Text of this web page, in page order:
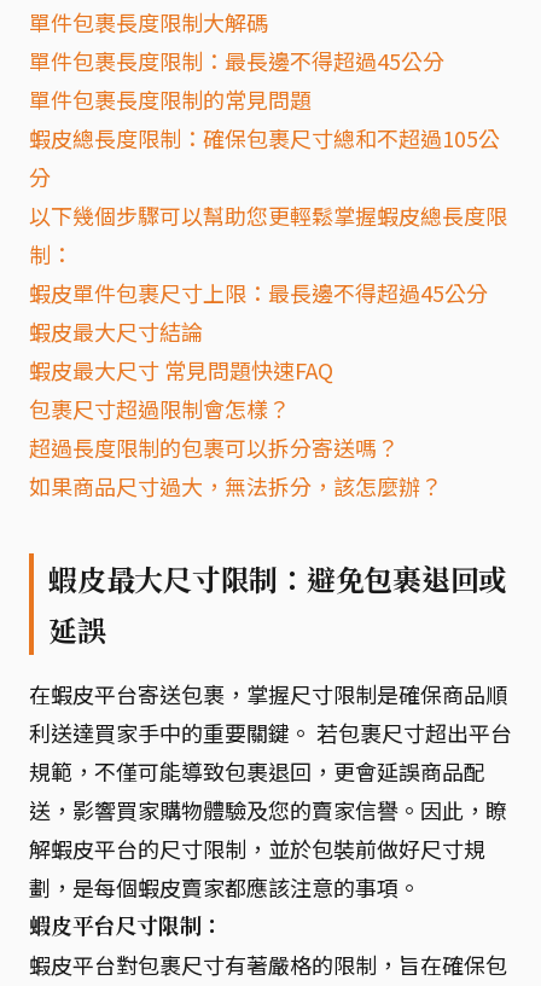
單件包裹長度限制大解碼
單件包裹長度限制：最長邊不得超過45公分
單件包裹長度限制的常見問題
蝦皮總長度限制：確保包裹尺寸總和不超過105公
分
以下幾個步驟可以幫助您更輕鬆掌握蝦皮總長度限
制：
蝦皮單件包裹尺寸上限：最長邊不得超過45公分
蝦皮最大尺寸結論
蝦皮最大尺寸 常見問題快速FAQ
包裹尺寸超過限制會怎樣？
超過長度限制的包裹可以拆分寄送嗎？
如果商品尺寸過大，無法拆分，該怎麼辦？
蝦皮最大尺寸限制：避免包裹退回或
延誤
在蝦皮平台寄送包裹，掌握尺寸限制是確保商品順
利送達買家手中的重要關鍵。 若包裹尺寸超出平台
規範，不僅可能導致包裹退回，更會延誤商品配
送，影響買家購物體驗及您的賣家信譽。因此，瞭
解蝦皮平台的尺寸限制，並於包裝前做好尺寸規
劃，是每個蝦皮賣家都應該注意的事項。
蝦皮平台尺寸限制：
蝦皮平台對包裹尺寸有著嚴格的限制，旨在確保包